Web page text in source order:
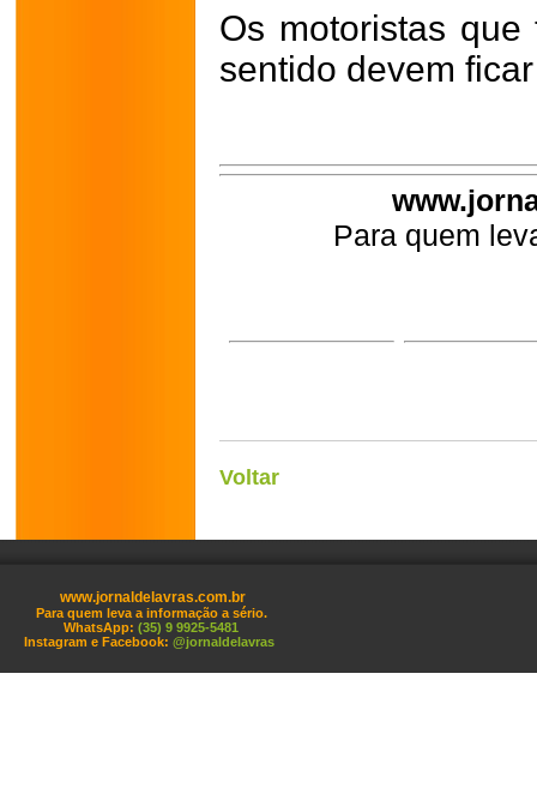
Os motoristas que
sentido devem
Para quem
Voltar
www.jornaldelavras.com.br
Para quem leva a informação a sério.
WhatsApp: (35) 9 9925-5481
Instagram e Facebook: @jornaldelavras